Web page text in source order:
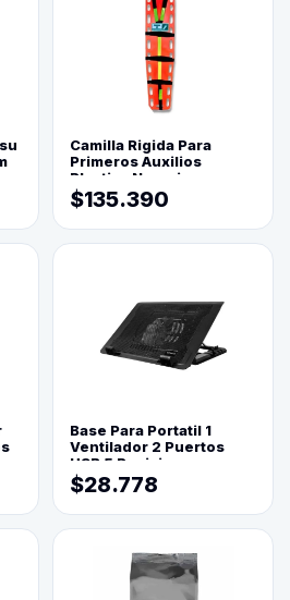
Camilla Rigida Para
Primeros Auxilios
Plastica Naranja
$135.390
Base Para Portatil 1
Ventilador 2 Puertos
USB 5 Posiciones
$28.778